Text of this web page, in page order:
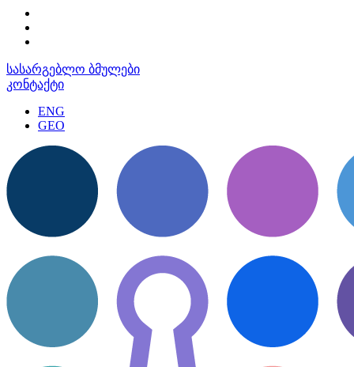
სასარგებლო ბმულები
კონტაქტი
ENG
GEO